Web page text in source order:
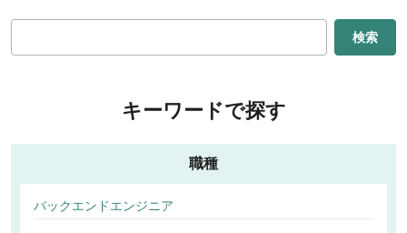
検索
キーワードで探す
職種
バックエンドエンジニア